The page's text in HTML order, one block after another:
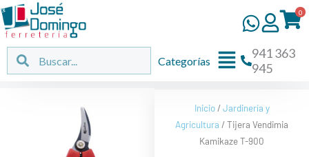
Ir
al
contenido
0
Buscar Buscar
Flyout
Categorías
941 363
945
Inicio/Jardinería y
Agricultura / Tijera Vendimia
Kamikaze T-900